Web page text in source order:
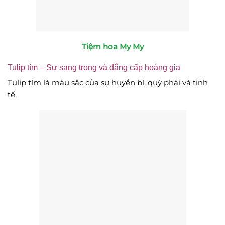
Tiệm hoa My My
Tulip tím – Sự sang trọng và đẳng cấp hoàng gia
Tulip tím là màu sắc của sự huyền bí, quý phái và tinh
tế.